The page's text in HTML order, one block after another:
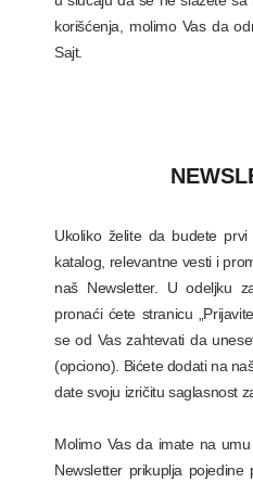
korišćenja, molimo Vas da
Sajt.
Ukoliko želite da budete
katalog, relevantne vesti i
naš Newsletter. U odeljku
pronaći ćete stranicu
se od Vas zahtevati da
(opciono). Bićete dodati na
date svoju izričitu saglasnost
Molimo Vas da imate na
Newsletter prikuplja